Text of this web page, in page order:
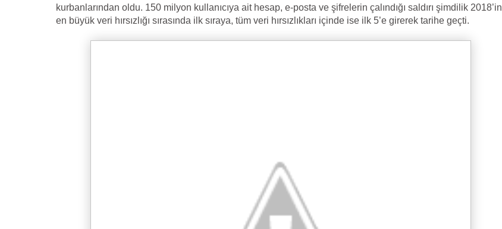
kurbanlarından oldu. 150 milyon kullanıcıya ait hesap, e-posta ve şifrelerin çalındığı saldırı şimdilik 2018’in
en büyük veri hırsızlığı sırasında ilk sıraya, tüm veri hırsızlıkları içinde ise ilk 5’e girerek tarihe geçti.